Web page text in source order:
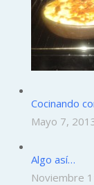
Cocinando
Mayo 7,
Algo así…
Noviembre